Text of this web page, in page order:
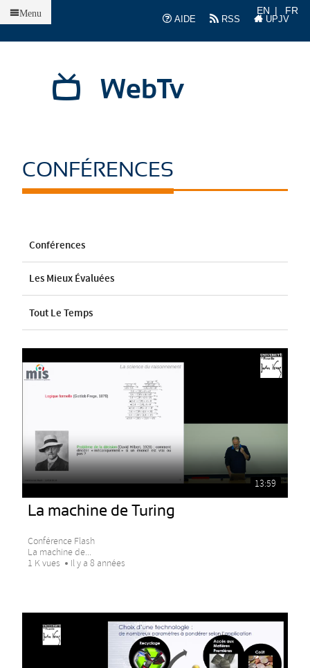
AIDE
RSS UPJV
EN FR
WebTv
Menu
CONFÉRENCES
Conférences
Les Mieux Évaluées
Tout Le Temps
13:59
La machine de Turing
Conférence Flash
La machine de...
1 K vues
Il y a 8 années